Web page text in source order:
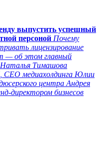
выпустить успешный
персоной Почему
лицензирование
— об этом главный
Наталья Тимашова
СЕО медиахолдинга Юлии
центра Андрея
директором бизнесов